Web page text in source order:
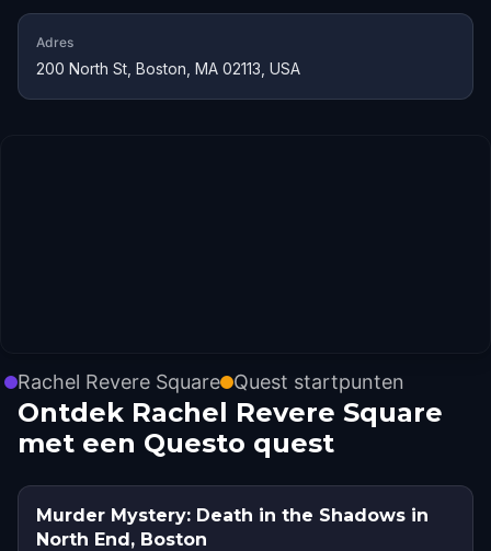
Adres
200 North St, Boston, MA 02113, USA
Rachel Revere Square Quest startpunten
Ontdek Rachel Revere Square
met een Questo quest
Murder Mystery: Death in the Shadows in
North End, Boston